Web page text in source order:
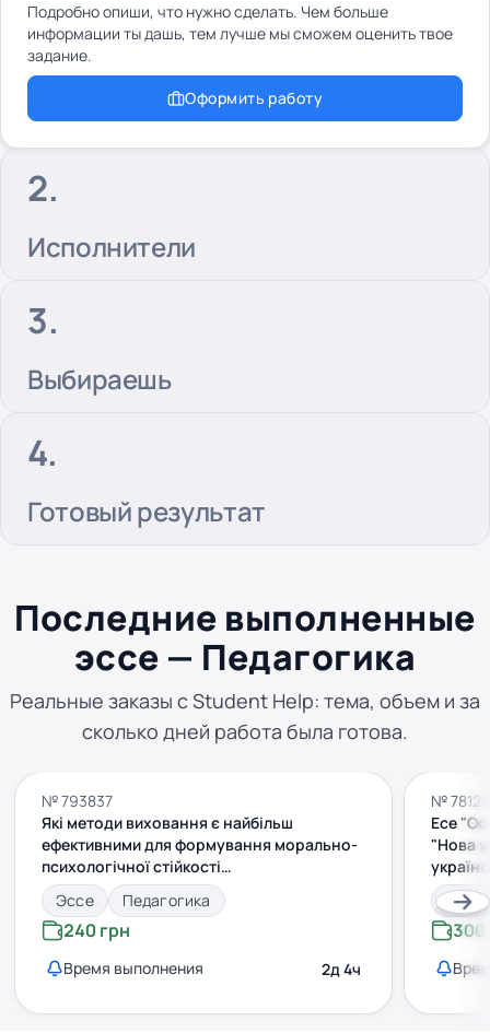
Подробно опиши, что нужно сделать. Чем больше
информации ты дашь, тем лучше мы сможем оценить твое
задание.
Оформить работу
Исполнители
Выбираешь
Готовый результат
Последние выполненные
эссе — Педагогика
Реальные заказы с Student Help: тема, объем и за
сколько дней работа была готова.
№ 793837
Які методи виховання є найбільш
ефективними для формування морально-
психологічної стійкості
військовослужбовців в умовах війни
Эссе Педагогика
240 грн
Время выполнения 2д 4ч
№
Есе
"Нова
Эссе
300